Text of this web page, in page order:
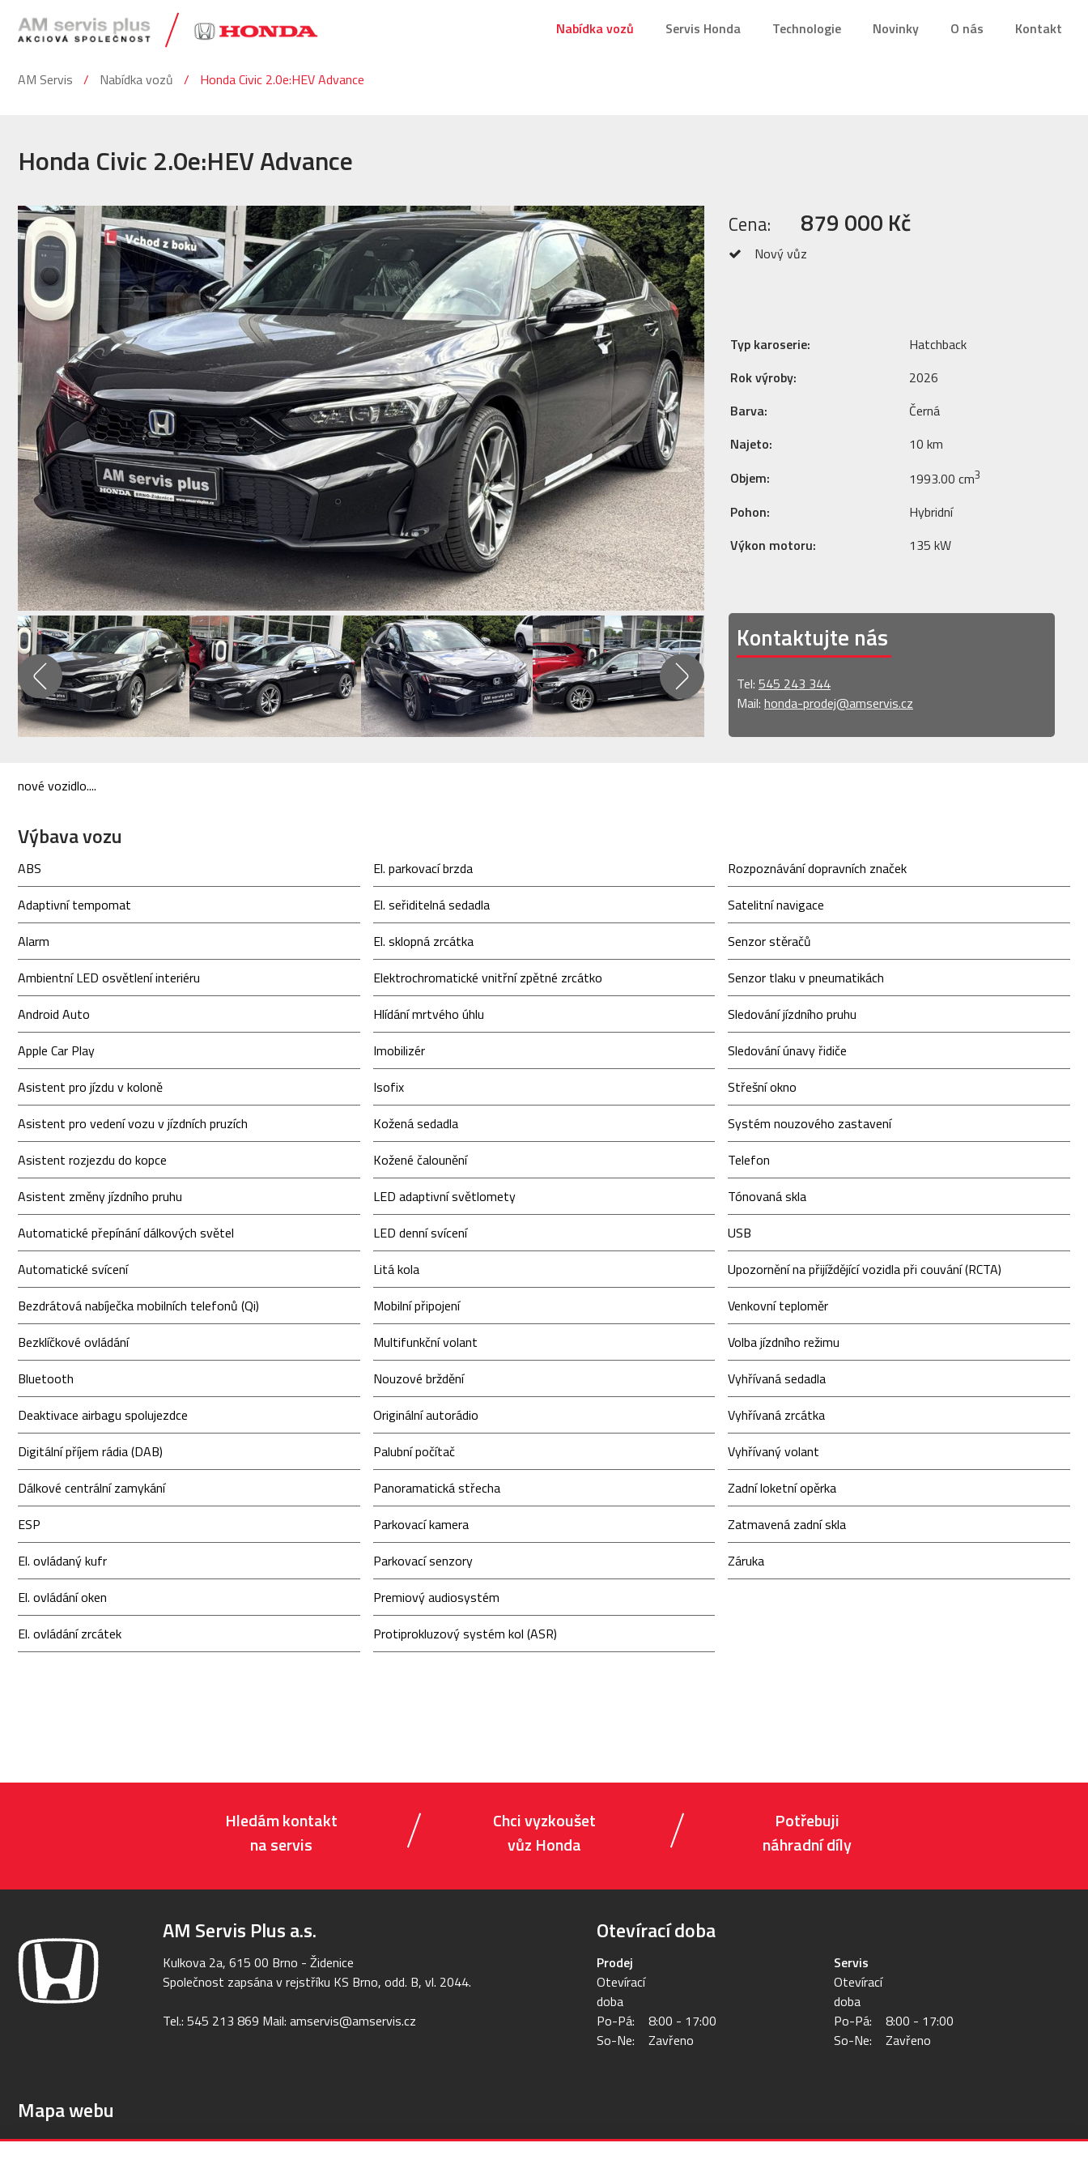
Nabídka vozů Servis Honda Technologie Novinky O nás Kontakt
AM Servis Nabídka vozů Honda Civic 2.0e:HEV Advance
Honda Civic 2.0e:HEV Advance
Cena: 879 000 Kč
Nový vůz
Typ karoserie:
Hatchback
Rok výroby:
2026
Barva:
Černá
Najeto:
10 km
Objem:
1993.00 cm3
Pohon:
Hybridní
Výkon motoru:
135 kW
Kontaktujte nás
Tel: 545 243 344
Mail: honda-prodej@amservis.cz
nové vozidlo....
Výbava vozu
ABS
Adaptivní tempomat
Alarm
Ambientní LED osvětlení interiéru
Android Auto
Apple Car Play
Asistent pro jízdu v koloně
Asistent pro vedení vozu v jízdních pruzích
Asistent rozjezdu do kopce
Asistent změny jízdního pruhu
Automatické přepínání dálkových světel
Automatické svícení
Bezdrátová nabíječka mobilních telefonů (Qi)
Bezklíčkové ovládání
Bluetooth
Deaktivace airbagu spolujezdce
Digitální příjem rádia (DAB)
Dálkové centrální zamykání
ESP
El. ovládaný kufr
El. ovládání oken
El. ovládání zrcátek
El. parkovací brzda
El. seřiditelná sedadla
El. sklopná zrcátka
Elektrochromatické vnitřní zpětné zrcátko
Hlídání mrtvého úhlu
Imobilizér
Isofix
Kožená sedadla
Kožené čalounění
LED adaptivní světlomety
LED denní svícení
Litá kola
Mobilní připojení
Multifunkční volant
Nouzové brždění
Originální autorádio
Palubní počítač
Panoramatická střecha
Parkovací kamera
Parkovací senzory
Premiový audiosystém
Protiprokluzový systém kol (ASR)
Rozpoznávání dopravních značek
Satelitní navigace
Senzor stěračů
Senzor tlaku v pneumatikách
Sledování jízdního pruhu
Sledování únavy řidiče
Střešní okno
Systém nouzového zastavení
Telefon
Tónovaná skla
USB
Upozornění na přijíždějící vozidla při couvání (RCTA)
Venkovní teploměr
Volba jízdního režimu
Vyhřívaná sedadla
Vyhřívaná zrcátka
Vyhřívaný volant
Zadní loketní opěrka
Zatmavená zadní skla
Záruka
Hledám kontakt
na servis
Chci vyzkoušet
vůz Honda
Potřebuji
náhradní díly
AM Servis Plus a.s.
Kulkova 2a, 615 00 Brno - Židenice
Společnost zapsána v rejstříku KS Brno, odd. B, vl. 2044.
Tel.: 545 213 869 Mail: amservis@amservis.cz
Otevírací doba
Prodej
Otevírací
doba
Po-Pá:
8:00 - 17:00
So-Ne:
Zavřeno
Servis
Otevírací
doba
Po-Pá:
8:00 - 17:00
So-Ne:
Zavřeno
Mapa webu
Úvod Nabídka vozů Servis Honda Technologie Novinky O nás Kontakt Kariéra
Ochrana osobních údajů